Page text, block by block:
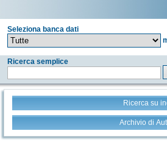
Seleziona banca dati
Ricerca semplice
Ricerca su
Archivio di